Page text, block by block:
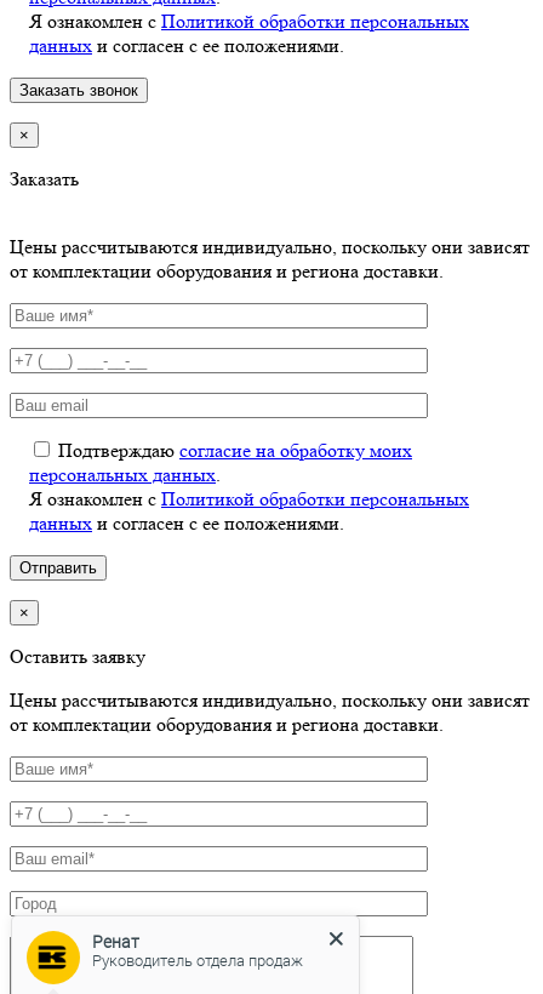
Я ознакомлен с Политикой обработки персональных
данных и согласен с ее положениями.
×
Заказать
Цены рассчитываются индивидуально, поскольку они зависят
от комплектации оборудования и региона доставки.
Подтверждаю согласие на обработку моих
персональных данных
Я ознакомлен с Политикой обработки персональных
данных и согласен с ее положениями.
×
Оставить заявку
Цены рассчитываются индивидуально, поскольку они зависят
от комплектации оборудования и региона доставки.
Ренат
Руководитель отдела продаж